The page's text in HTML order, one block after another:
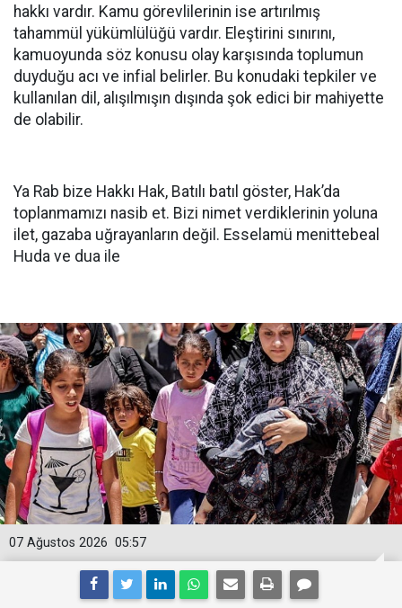
hakkı vardır. Kamu görevlilerinin ise artırılmış
tahammül yükümlülüğü vardır. Eleştirini sınırını,
kamuoyunda söz konusu olay karşısında toplumun
duyduğu acı ve infial belirler. Bu konudaki tepkiler ve
kullanılan dil, alışılmışın dışında şok edici bir mahiyette
de olabilir.
Ya Rab bize Hakkı Hak, Batılı batıl göster, Hak’da
toplanmamızı nasib et. Bizi nimet verdiklerinin yoluna
ilet, gazaba uğrayanların değil. Esselamü menittebeal
Huda ve dua ile
05:57
07 Ağustos 2026